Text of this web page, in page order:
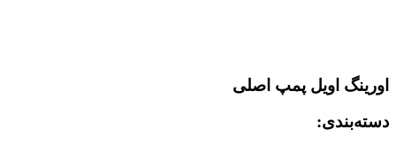
اورینگ اویل پمپ اصلی
دسته‌بندی: